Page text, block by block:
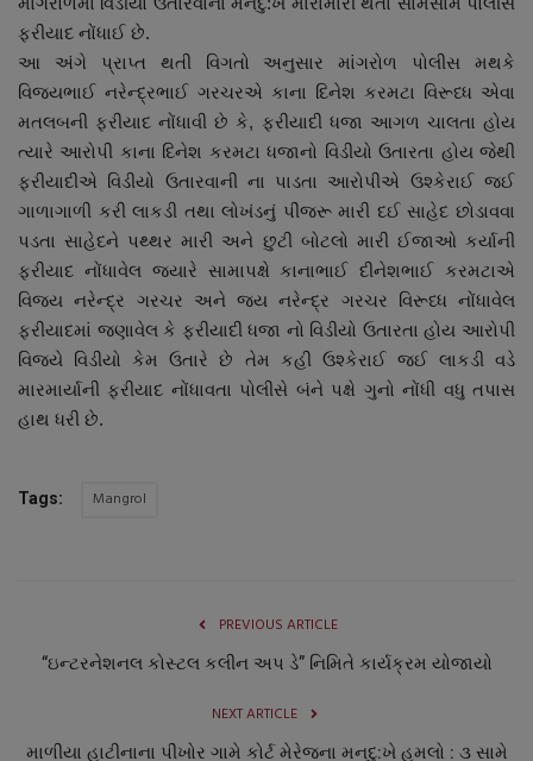
About Author
Contact
Dipotsav Special
આંતરરાષ્ટ્રીય
રાષ્ટ્રીય
ગુજરાત
જુનાગઢ
બજારના સમાચાર
રાશિફળ
ફરીયાદ નોંધાઈ છે.
આ અંગે પ્રાપ્ત થતી વિગતો અનુસાર માંગરોળ પોલીસ મથકે
વિજયભાઈ નરેન્દ્રભાઈ ગરચરએ કાના દિનેશ કરમટા વિરૂધ્ધ એવા
મતલબની ફરીયાદ નોંધાવી છે કે, ફરીયાદી ધજા આગળ ચાલતા હોય
ત્યારે આરોપી કાના દિનેશ કરમટા ધજાનો વિડીયો ઉતારતા હોય જેથી
ફરીયાદીએ વિડીયો ઉતારવાની ના પાડતા આરોપીએ ઉશ્કેરાઈ જઈ
ગાળાગાળી કરી લાકડી તથા લોખંડનું પીંજરૂ મારી દઈ સાહેદ છોડાવવા
પડતા સાહેદને પથ્થર મારી અને છુટી બોટલો મારી ઈજાઓ કર્યાની
ફરીયાદ નોંધાવેલ જયારે સામાપક્ષે કાનાભાઈ દીનેશભાઈ કરમટાએ
વિજય નરેન્દ્ર ગરચર અને જય નરેન્દ્ર ગરચર વિરૂધ્ધ નોંધાવેલ
ફરીયાદમાં જણાવેલ કે ફરીયાદી ધજા નો વિડીયો ઉતારતા હોય આરોપી
વિજયે વિડીયો કેમ ઉતારે છે તેમ કહી ઉશ્કેરાઈ જઈ લાકડી વડે
મારમાર્યાની ફરીયાદ નોંધાવતા પોલીસે બંને પક્ષે ગુનો નોંધી વધુ તપાસ
હાથ ધરી છે.
Tags: Mangrol
PREVIOUS ARTICLE
“ઇન્ટરનેશનલ કોસ્ટલ કલીન અપ ડે” નિમિતે કાર્યક્રમ યોજાયો
NEXT ARTICLE
માળીયા હાટીનાના પીંખોર ગામે કોર્ટ મેરેજના મનદુ:ખે હુમલો : ૩ સામે